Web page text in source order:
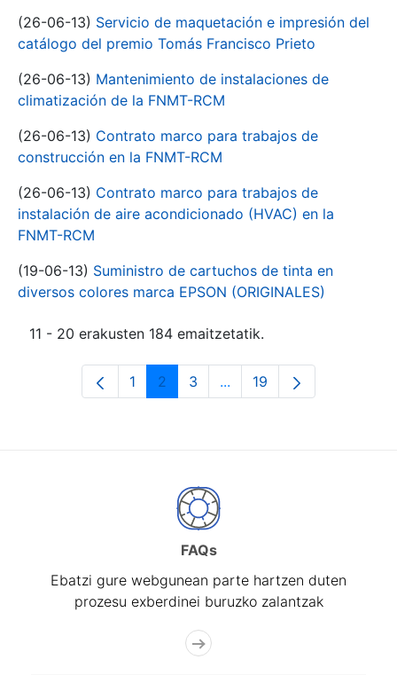
(26-06-13) Servicio de maquetación e impresión del
catálogo del premio Tomás Francisco Prieto
(26-06-13) Mantenimiento de instalaciones de
climatización de la FNMT-RCM
(26-06-13) Contrato marco para trabajos de
construcción en la FNMT-RCM
(26-06-13) Contrato marco para trabajos de
instalación de aire acondicionado (HVAC) en la
FNMT-RCM
(19-06-13) Suministro de cartuchos de tinta en
diversos colores marca EPSON (ORIGINALES)
11 - 20 erakusten 184 emaitzetatik.
Orrialdea
1 Orrialdea
2 Orrialdea
3 ...Intermediate Pages Use
Orrialdea
19
FAQs
Ebatzi gure webgunean parte hartzen duten
prozesu exberdinei buruzko zalantzak